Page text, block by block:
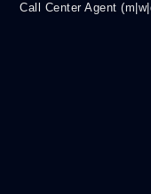
Call Center Agent